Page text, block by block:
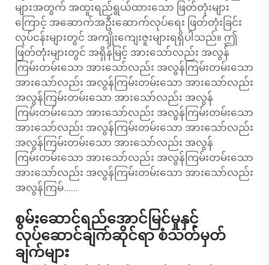
များအတွက် အထူးရည်ရွယ်ထားသော ဖြတ်တုံးများ
ကြောင့် အဆောက်အဦးဆောက်လုပ်ရေး ဖြတ်တုံးခြင်း
လုပ်ငန်းများတွင် အကျိုးကျေးဇူးများရရှိပါသည်။ ဤ
ဖြတ်တုံးများတွင် အရှိန်မြင့် အားသော်လည်း အလွန်
ကြမ်းတမ်းသော အားသော်လည်း အလွန်ကြမ်းတမ်းသော
အားသော်လည်း အလွန်ကြမ်းတမ်းသော အားသော်လည်း
အလွန်ကြမ်းတမ်းသော အားသော်လည်း အလွန်
ကြမ်းတမ်းသော အားသော်လည်း အလွန်ကြမ်းတမ်းသော
အားသော်လည်း အလွန်ကြမ်းတမ်းသော အားသော်လည်း
အလွန်ကြမ်းတမ်းသော အားသော်လည်း အလွန်
ကြမ်းတမ်းသော အားသော်လည်း အလွန်ကြမ်းတမ်းသော
အားသော်လည်း အလွန်ကြမ်းတမ်းသော အားသော်လည်း
အလွန်ကြမ်......
စွမ်းဆောင်ရည်အောင်မြင်မှုနှင့်
လုပ်ဆောင်ချက်ဆိုင်ရာ စံသတ်မှတ်
ချက်များ